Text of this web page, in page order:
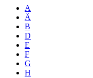
A
Ä
B
D
E
F
G
H